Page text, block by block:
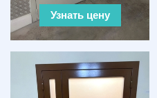
Узнать цену